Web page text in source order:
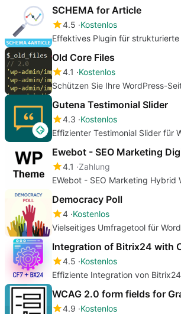
SCHEMA for Article
4.5 Kostenlos
Effektives Plugin für strukturierte
Old Core Files
4.1
Kostenlos
Schützen Sie Ihre WordPress-
Gutena Testimonial Slider
4.3 Kostenlos
Effizienter Testimonial Slider für
Ewebot - SEO Marketing
4.1
Zahlung
EWebot - SEO Marketing Hybrid
Democracy Poll
4 Kostenlos
Vielseitiges Umfragetool für
Integration of Bitrix24 with
4.5 Kostenlos
Effiziente Integration von
WCAG 2.0 form fields for
4.9 Kostenlos